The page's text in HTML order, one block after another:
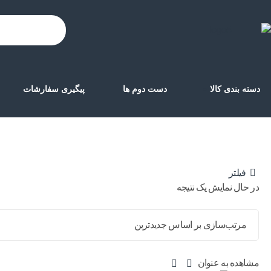
دسته بندی کالا دست دوم ها پیگیری سفارشات
فیلتر
در حال نمایش یک نتیجه
مشاهده به عنوان